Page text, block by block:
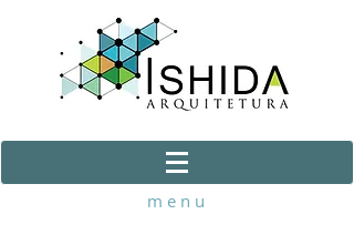
m e n u